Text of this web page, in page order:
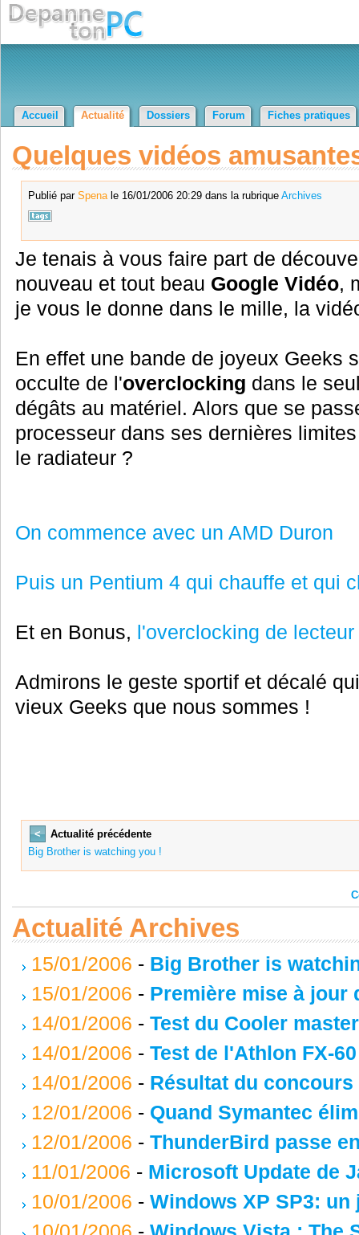
Accueil Actualité Dossiers Forum Fiches pratiques
Quelques vidéos
Publié par Spenale 16/01/2006 20:29 dans la rubrique Archives
Je tenais à vous faire part de
nouveau et tout beau Google Vidéo,
je vous le donne dans le mille, la
En effet une bande de joyeux Geeks
occulte de l'overclocking dans le
dégâts au matériel. Alors que se
processeur dans ses dernières
le radiateur ?
On commence avec un AMD Duron
Puis un Pentium 4 qui chauffe et qui
Et en Bonus, l'overclocking de
Admirons le geste sportif et décalé
vieux Geeks que nous sommes !
<
Actualité précédente
Big Brother is watching you !
Actualité Archives
15/01/2006 - Big Brother is
15/01/2006 - Première mise à jour
14/01/2006 - Test du Cooler
14/01/2006 - Test de l'Athlon FX-60
14/01/2006 - Résultat du concours
12/01/2006 - Quand Symantec
12/01/2006 - ThunderBird passe
11/01/2006 - Microsoft Update de
10/01/2006 - Windows XP SP3: